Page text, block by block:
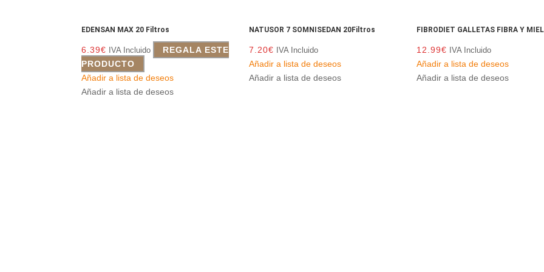
EDENSAN MAX 20 Filtros
6.39€ IVA Incluido
REGALA ESTE
PRODUCTO
Añadir a lista de deseos
Añadir a lista de deseos
NATUSOR 7 SOMNISEDAN 20Filtros
7.20€ IVA Incluido
Añadir a lista de deseos
Añadir a lista de deseos
FIBRODIET GALLETAS FIBRA Y
12.99€ IVA Incluido
Añadir a lista de deseos
Añadir a lista de deseos